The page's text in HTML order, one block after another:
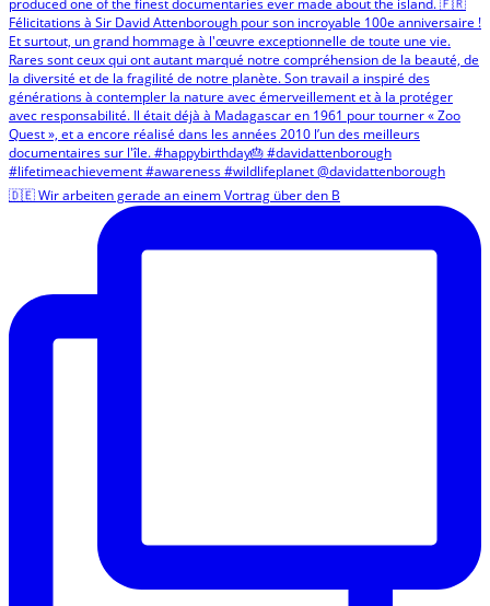
🇩🇪 Wir arbeiten gerade an einem Vortrag über den B